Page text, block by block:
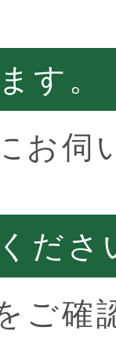
す。
お伺
ださ
ご確